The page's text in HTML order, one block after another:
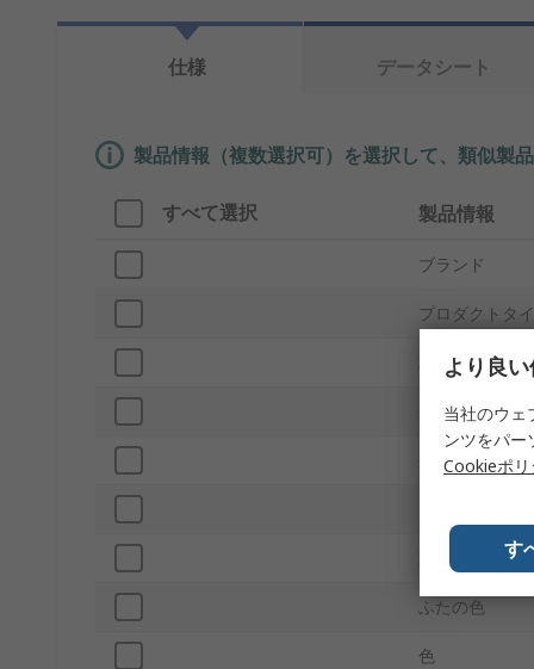
仕様 データシート
製品情報（複数選択可）を選択して、類似製
すべて選択 製品情報
ブランド
プロダクトタ
外部高さ
外部幅
ふたの色
色
より良
当社のウェ
ンツをパ
Cookieポリ
す